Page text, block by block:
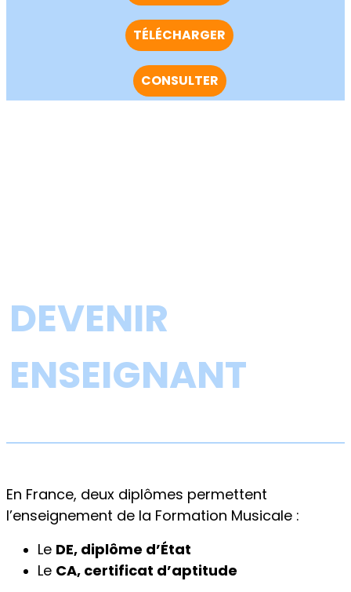
TÉLÉCHARGER
CONSULTER
DEVENIR
ENSEIGNANT
En France, deux diplômes permettent
l’enseignement de la Formation Musicale :
Le DE, diplôme d’État
Le CA, certificat d’aptitude